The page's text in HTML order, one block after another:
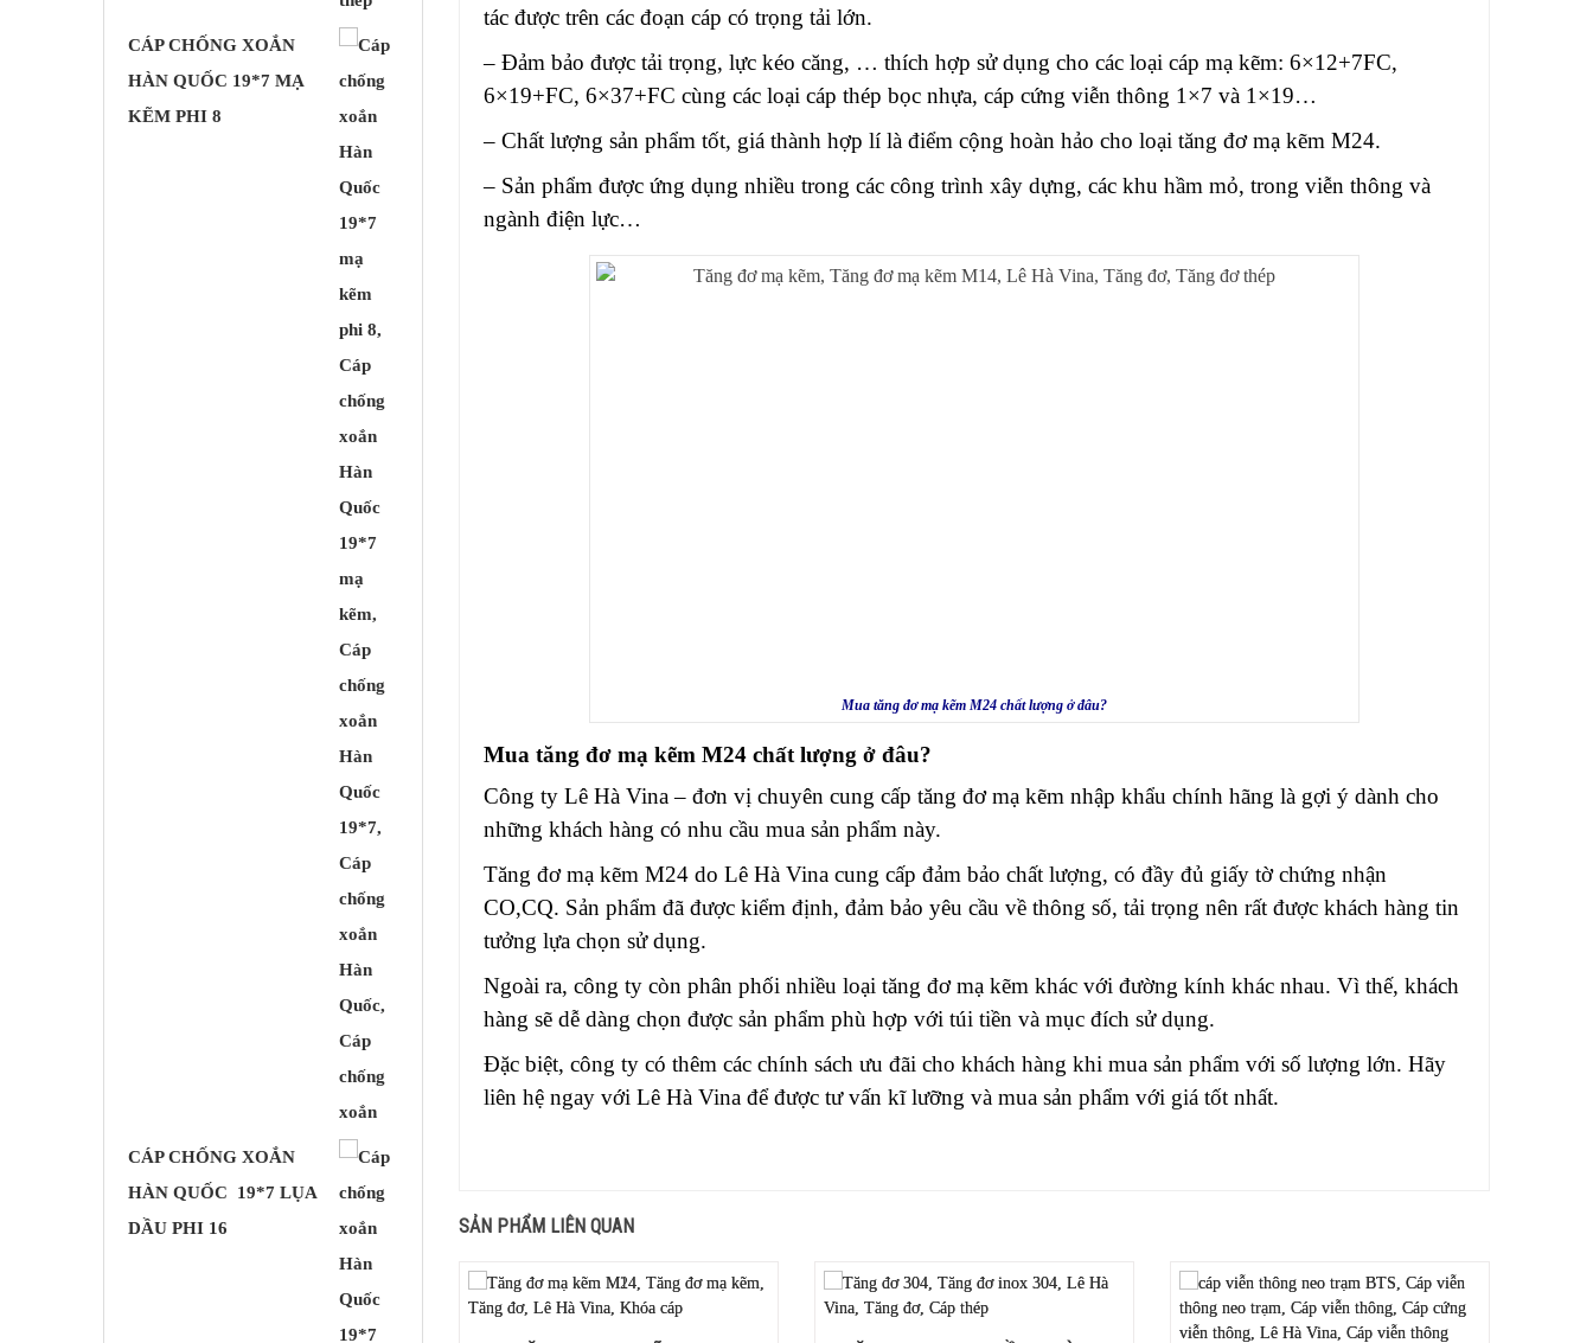
tác được trên các đoạn cáp có trọng tải lớn.
– Đảm bảo được tải trọng, lực kéo căng, … thích hợp sử dụng cho các loại cáp mạ kẽm: 6×12+7FC,
6×19+FC, 6×37+FC cùng các loại cáp thép bọc nhựa, cáp cứng viễn thông 1×7 và 1×19…
– Chất lượng sản phẩm tốt, giá thành hợp lí là điểm cộng hoàn hảo cho loại tăng đơ mạ kẽm M24.
– Sản phẩm được ứng dụng nhiều trong các công trình xây dựng, các khu hầm mỏ, trong viễn thông và
ngành điện lực…
Mua tăng đơ mạ kẽm M24 chất lượng ở đâu?
Mua tăng đơ mạ kẽm M24 chất lượng ở đâu?
Công ty Lê Hà Vina – đơn vị chuyên cung cấp tăng đơ mạ kẽm nhập khẩu chính hãng là gợi ý dành cho
những khách hàng có nhu cầu mua sản phẩm này.
Tăng đơ mạ kẽm M24 do Lê Hà Vina cung cấp đảm bảo chất lượng, có đầy đủ giấy tờ chứng nhận
CO,CQ. Sản phẩm đã được kiểm định, đảm bảo yêu cầu về thông số, tải trọng nên rất được khách hàng tin
tưởng lựa chọn sử dụng.
Ngoài ra, công ty còn phân phối nhiều loại tăng đơ mạ kẽm khác với đường kính khác nhau. Vì thế, khách
hàng sẽ dễ dàng chọn được sản phẩm phù hợp với túi tiền và mục đích sử dụng.
Đặc biệt, công ty có thêm các chính sách ưu đãi cho khách hàng khi mua sản phẩm với số lượng lớn. Hãy
liên hệ ngay với Lê Hà Vina để được tư vấn kĩ lưỡng và mua sản phẩm với giá tốt nhất.
SẢN PHẨM LIÊN QUAN
CÁP CHỐNG XOẮN
HÀN QUỐC 19*7 MẠ
KẼM PHI 8
CÁP CHỐNG XOẮN
HÀN QUỐC 19*7 LỤA
DẦU PHI 16